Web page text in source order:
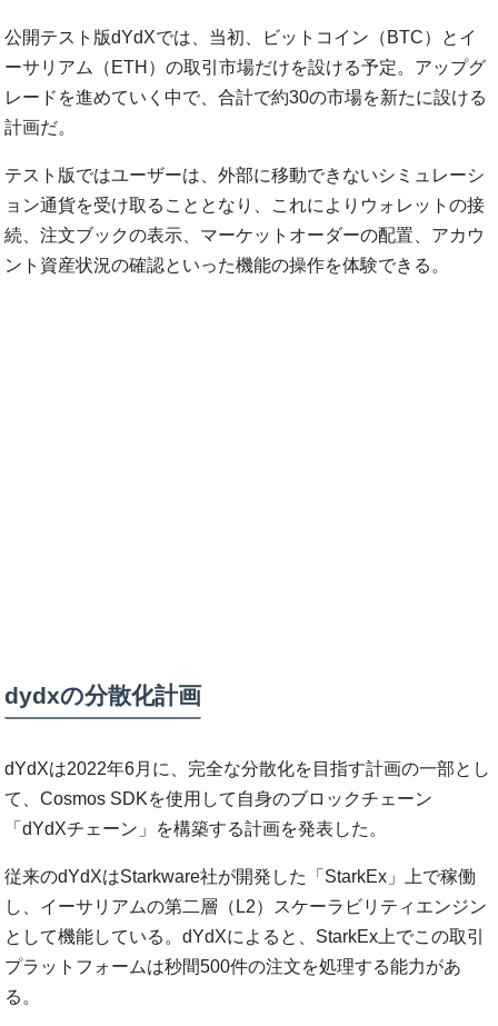
公開テスト版dYdXでは、当初、ビットコイン（BTC）とイ
ーサリアム（ETH）の取引市場だけを設ける予定。アップグ
レードを進めていく中で、合計で約30の市場を新たに設ける
計画だ。
テスト版ではユーザーは、外部に移動できないシミュレーシ
ョン通貨を受け取ることとなり、これによりウォレットの接
続、注文ブックの表示、マーケットオーダーの配置、アカウ
ント資産状況の確認といった機能の操作を体験できる。
dydxの分散化計画
dYdXは2022年6月に、完全な分散化を目指す計画の一部とし
て、Cosmos SDKを使用して自身のブロックチェーン
「dYdXチェーン」を構築する計画を発表した。
従来のdYdXはStarkware社が開発した「StarkEx」上で稼働
し、イーサリアムの第二層（L2）スケーラビリティエンジン
として機能している。dYdXによると、StarkEx上でこの取引
プラットフォームは秒間500件の注文を処理する能力があ
る。